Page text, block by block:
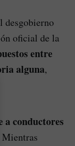
desgobierno
oficial de la
entre
alguna,
a conductores
Mientras